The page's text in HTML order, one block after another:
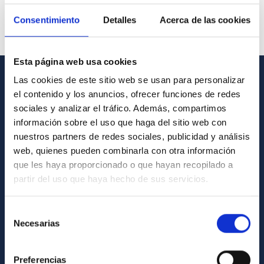
Consentimiento Detalles Acerca de las cookies
Esta página web usa cookies
Las cookies de este sitio web se usan para personalizar
el contenido y los anuncios, ofrecer funciones de redes
sociales y analizar el tráfico. Además, compartimos
información sobre el uso que haga del sitio web con
nuestros partners de redes sociales, publicidad y análisis
web, quienes pueden combinarla con otra información
que les haya proporcionado o que hayan recopilado a
partir del uso que haya hecho de sus servicios.
Necesarias
Preferencias
GENERAL INFORMATION
Contact
How to get to the IAC
List of personnel
Library
General register
ABOUT THE IAC